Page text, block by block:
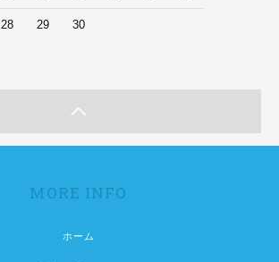
28 29 30
MORE INFO
ホーム